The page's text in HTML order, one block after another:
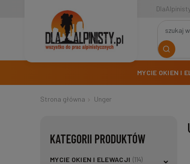
MYCIE OKIEN I
Strona główna Unger
KATEGORII PRODUKTÓW
MYCIE OKIEN I ELEWACJI (114)